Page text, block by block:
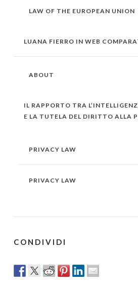
LAW OF THE EUROPEAN UNION
LUANA FIERRO IN WEB
ABOUT
IL RAPPORTO TRA
E LA TUTELA DEL DIRITTO ALLA
PRIVACY LAW
PRIVACY LAW
CONDIVIDI